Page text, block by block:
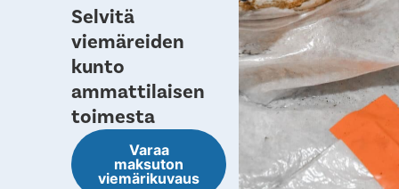
Selvitä
viemäreiden
kunto
ammattilaisen
toimesta
Varaa
maksuton
viemärikuvaus